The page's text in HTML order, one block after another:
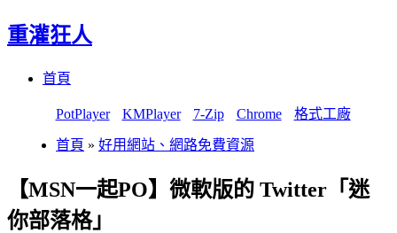
重灌狂人
首頁
PotPlayer KMPlayer 7-Zip Chrome 格式工廠
首頁 » 好用網站、網路免費資源
【MSN一起PO】微軟版的 Twitter「迷
你部落格」